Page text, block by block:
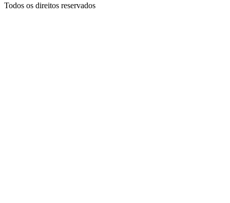
Todos os direitos reservados